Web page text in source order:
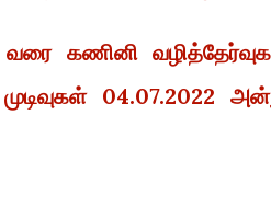
கணினி
04.07.2022